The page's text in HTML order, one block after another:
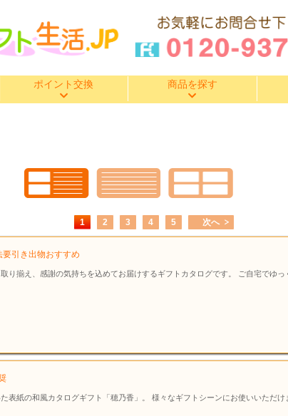
ポイント交換 商品を探す
1 2 3 4 5 次へ
引き出物おすすめ
り揃え、感謝の気持ちを込めてお届けするギフトカタログです。 ご自宅でゆ
表紙の和風カタログギフト「穂乃香」。 様々なギフトシーンにお使いいただけ